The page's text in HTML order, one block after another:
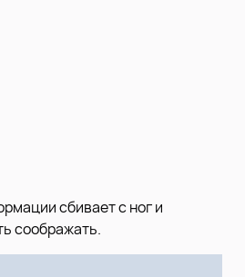
сбивает с ног и
соображать.